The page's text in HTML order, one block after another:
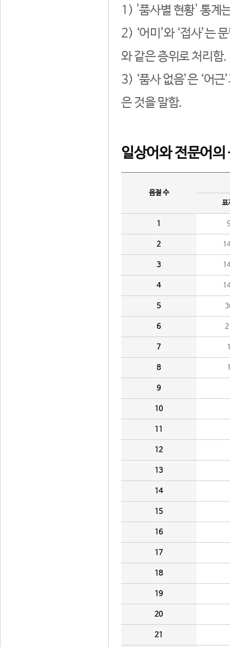
1) '품사별 현황' 통계
2) ‘어미’와 ‘접사’는
와 같은 층위로 처리함.
3) ‘품사 없음’은 ‘어
은 것을 말함.
일상어와 전문어의
음절 수
표
1
2
3
4
5
6
7
8
9
10
11
12
13
14
15
16
17
18
19
20
21